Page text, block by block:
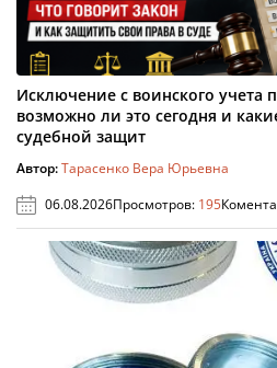
Исключение с воинского учета
возможно ли это сегодня и
судебной защит
Автор:Тарасенко Вера Юрьевна
06.08.2026Просмотров: 195